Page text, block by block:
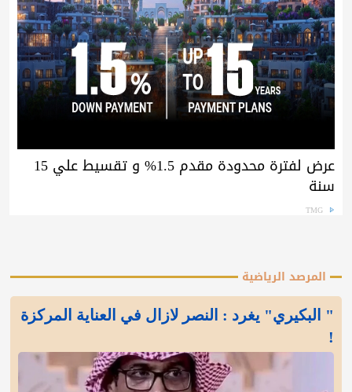
عرض لفترة محدودة مقدم 1.5% و تقسيط علي 15
سنة
TMG
المرصد الرياضية
" البكيري" يغرد : النصر لازال في العناية المركزة
!